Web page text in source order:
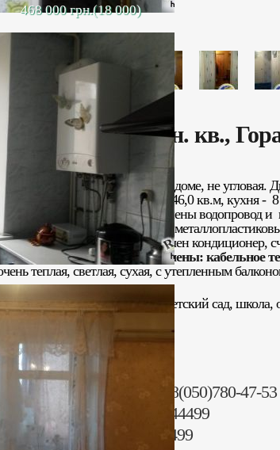
468 000 грн.(18 000)
Продается 2-комн. кв.,
2- комн. квартира в кирпичном доме, не угловая.
Квартира общей площадью - 46,0 кв.м, кухня -
потолки, стены, заменены водопровод и
также установлены
окна. Установлен кондиционер,
рабочий бойлер. Подключены: кабельное
теплая, светлая, сухая, с утепленным
рядом рынок, детский сад, школа,
468 000 грн. (18 000)
Сусанна Григорьевна +38(050)780-47-53
(095) 23 44499, (096) 23 44499
44442, +38 (06153) 44499